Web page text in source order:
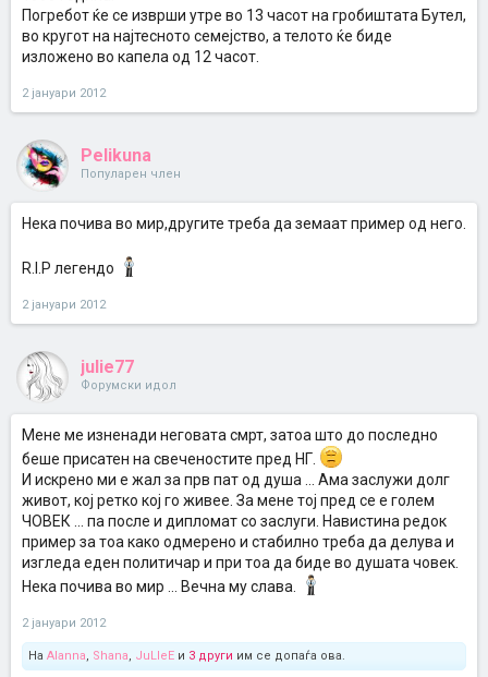
Погребот ќе се изврши утре во 13 часот на гробиштата Бутел,
во кругот на најтесното семејство, а телото ќе биде
изложено во капела од 12 часот.
2 јануари 2012
Pelikuna
Популарен член
Нека почива во мир,другите треба да земаат пример од него.
R.I.P легендо
2 јануари 2012
julie77
Форумски идол
Мене ме изненади неговата смрт, затоа што до последно
беше присатен на свеченостите пред НГ.
И искрено ми е жал за прв пат од душа ... Ама заслужи долг
живот, кој ретко кој го живее. За мене тој пред се е голем
ЧОВЕК ... па после и дипломат со заслуги. Навистина редок
пример за тоа како одмерено и стабилно треба да делува и
изгледа еден политичар и при тоа да биде во душата човек.
Нека почива во мир ... Вечна му слава.
2 јануари 2012
На Alanna, Shana, JuLleE и 3 други им се допаѓа ова.